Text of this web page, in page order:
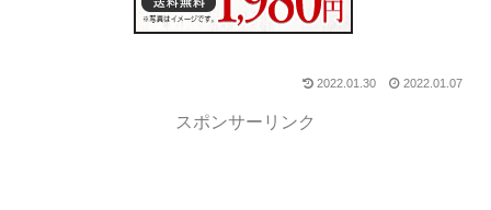
2022.01.30 2022.01.07
スポンサーリンク